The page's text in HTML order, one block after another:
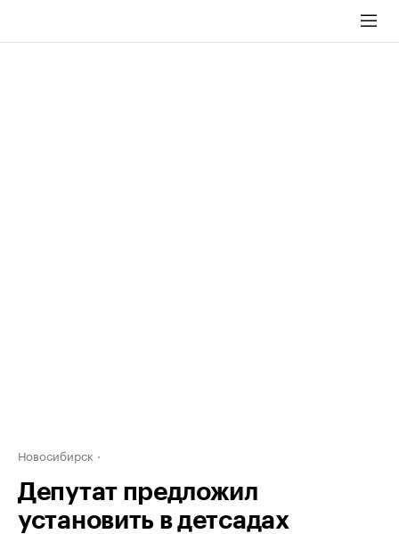
Новосибирск
Депутат предложил
установить в детсадах